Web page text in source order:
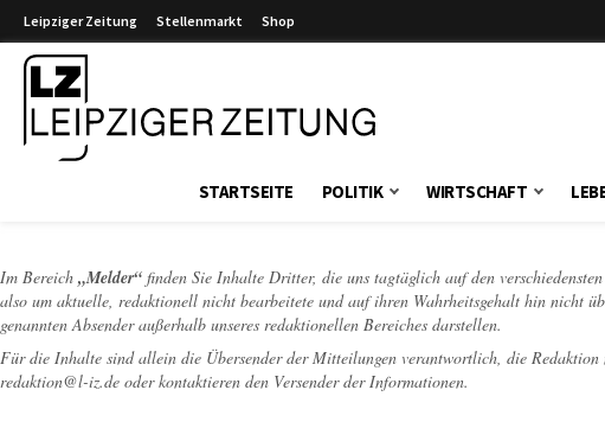
Leipziger Zeitung Stellenmarkt Shop
STARTSEITE POLITIK WIRTSCHAFT
Im Bereich „Melder“ finden Sie Inhalte Dritter, die uns tagtäglich auf den
also um aktuelle, redaktionell nicht bearbeitete und auf ihren Wahrheitsgehalt hin nicht
genannten Absender außerhalb unseres redaktionellen Bereiches darstellen.
Für die Inhalte sind allein die Übersender der Mitteilungen verantwortlich, die Redaktion
redaktion@l-iz.de oder kontaktieren den Versender der Informationen.